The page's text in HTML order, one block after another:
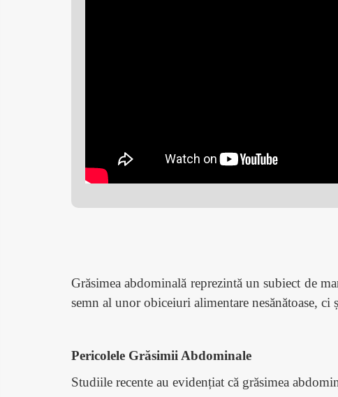
Grăsimea abdominală reprezintă un subiect de
semn al unor obiceiuri alimentare nesănătoase,
Pericolele Grăsimii Abdominale
Studiile recente au evidențiat că grăsimea